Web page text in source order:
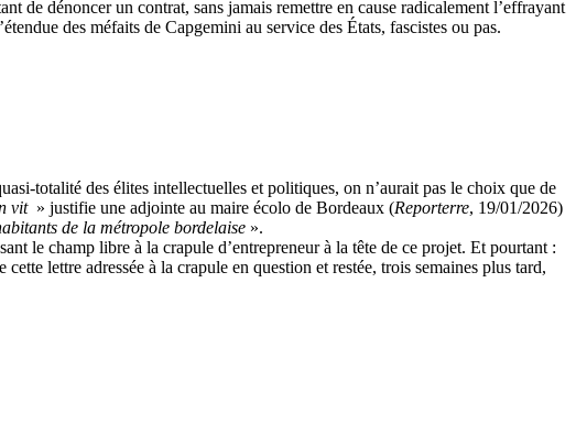
de dénoncer un contrat, sans jamais remettre en cause radicalement l’effrayant
des méfaits de Capgemini au service des États, fascistes ou pas.
totalité des élites intellectuelles et politiques, on n’aurait pas le choix que de
vit » justifie une adjointe au maire écolo de Bordeaux (Reporterre, 19/01/2026)
de la métropole bordelaise ».
le champ libre à la crapule d’entrepreneur à la tête de ce projet. Et pourtant :
lettre adressée à la crapule en question et restée, trois semaines plus tard,